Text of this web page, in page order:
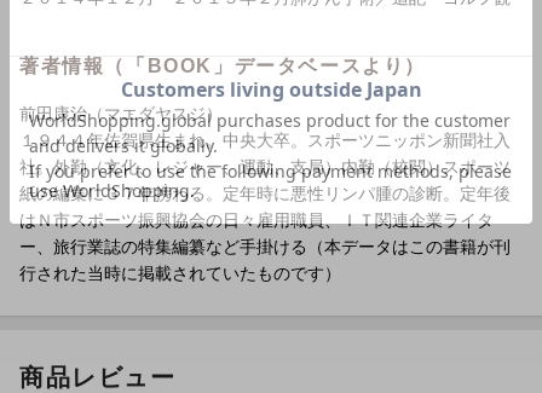
著者情報（「BOOK」データベースより）
前田康治（マエダヤスジ）
１９４４年佐賀県生まれ。中央大卒。スポーツニッポン新聞社入
社。外勤（文化、レジャー、運動、支局）内勤（校閲）スポーツ
紙の編集に３７年携わる。定年時に悪性リンパ腫の診断。定年後
はＮ市スポーツ振興協会の日々雇用職員、ＩＴ関連企業ライタ
ー、旅行業誌の特集編纂など手掛ける（本データはこの書籍が刊
行された当時に掲載されていたものです）
商品レビュー